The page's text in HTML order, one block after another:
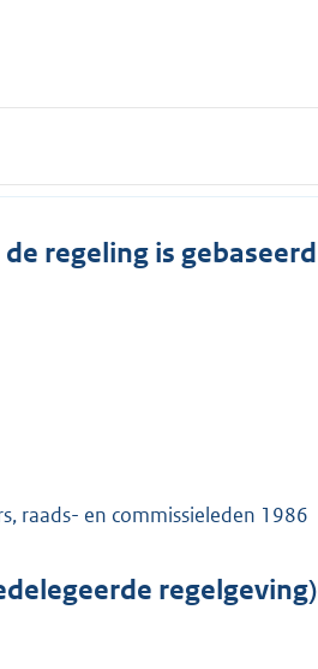
regeling is gebaseerd
raads- en commissieleden 1986
regelgeving)